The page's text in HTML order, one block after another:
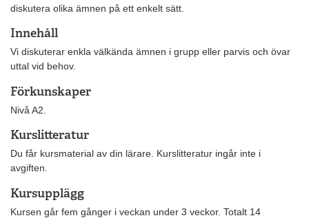
diskutera olika ämnen på ett enkelt sätt.
Innehåll
Vi diskuterar enkla välkända ämnen i grupp eller parvis och övar
uttal vid behov.
Förkunskaper
Nivå A2.
Kurslitteratur
Du får kursmaterial av din lärare. Kurslitteratur ingår inte i
avgiften.
Kursupplägg
Kursen går fem gånger i veckan under 3 veckor. Totalt 14